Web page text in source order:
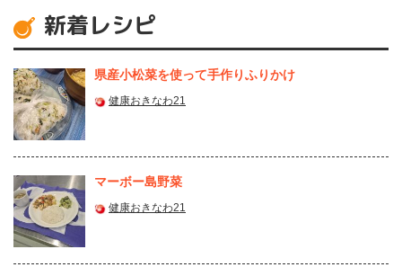
新着レシピ
県産⼩松菜を使って⼿作りふりかけ
健康おきなわ21
マーボー島野菜
健康おきなわ21